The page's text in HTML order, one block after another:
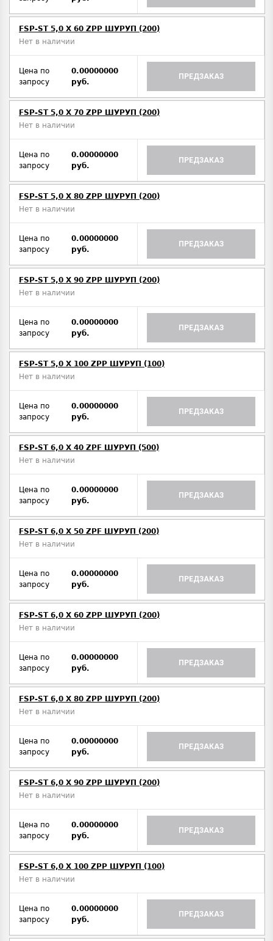
FSP-ST 5,0 X 60 ZPP ШУРУП (200)
Нет в наличии
Цена по
запросу
0.00000000
руб.
ПРЕДЗАКАЗ
FSP-ST 5,0 X 70 ZPP ШУРУП (200)
Нет в наличии
Цена по
запросу
0.00000000
руб.
ПРЕДЗАКАЗ
FSP-ST 5,0 X 80 ZPP ШУРУП (200)
Нет в наличии
Цена по
запросу
0.00000000
руб.
ПРЕДЗАКАЗ
FSP-ST 5,0 X 90 ZPP ШУРУП (200)
Нет в наличии
Цена по
запросу
0.00000000
руб.
ПРЕДЗАКАЗ
FSP-ST 5,0 X 100 ZPP ШУРУП (100)
Нет в наличии
Цена по
запросу
0.00000000
руб.
ПРЕДЗАКАЗ
FSP-ST 6,0 X 40 ZPF ШУРУП (500)
Нет в наличии
Цена по
запросу
0.00000000
руб.
ПРЕДЗАКАЗ
FSP-ST 6,0 X 50 ZPF ШУРУП (200)
Нет в наличии
Цена по
запросу
0.00000000
руб.
ПРЕДЗАКАЗ
FSP-ST 6,0 X 60 ZPP ШУРУП (200)
Нет в наличии
Цена по
запросу
0.00000000
руб.
ПРЕДЗАКАЗ
FSP-ST 6,0 X 80 ZPP ШУРУП (200)
Нет в наличии
Цена по
запросу
0.00000000
руб.
ПРЕДЗАКАЗ
FSP-ST 6,0 X 90 ZPP ШУРУП (200)
Нет в наличии
Цена по
запросу
0.00000000
руб.
ПРЕДЗАКАЗ
FSP-ST 6,0 X 100 ZPP ШУРУП (100)
Нет в наличии
Цена по
запросу
0.00000000
руб.
ПРЕДЗАКАЗ